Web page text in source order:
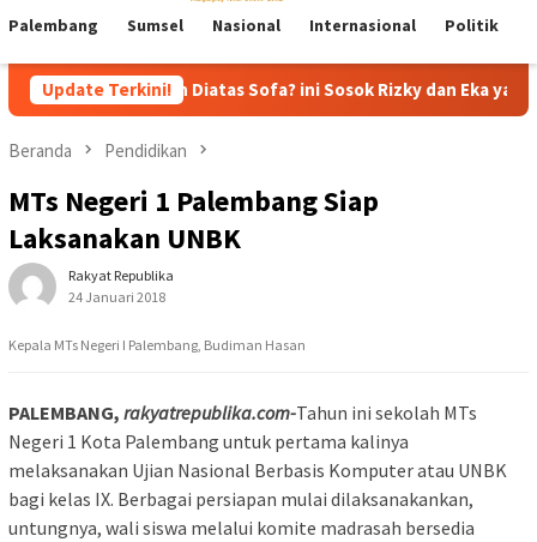
Mobile
Palembang Sumsel Nasional Internasional Politik
Update Terkini!
Diatas Sofa? ini Sosok Rizky dan Eka yang Viral
Beranda Pendidikan
MTs Negeri 1 Palembang Siap
Laksanakan UNBK
Rakyat Republika
24 Januari 2018
Kepala MTs Negeri I Palembang, Budiman Hasan
PALEMBANG, rakyatrepublika.com-Tahun ini sekolah MTs
Negeri 1 Kota Palembang untuk pertama kalinya
melaksanakan Ujian Nasional Berbasis Komputer atau UNBK
bagi kelas IX. Berbagai persiapan mulai dilaksanakankan,
untungnya, wali siswa melalui komite madrasah bersedia